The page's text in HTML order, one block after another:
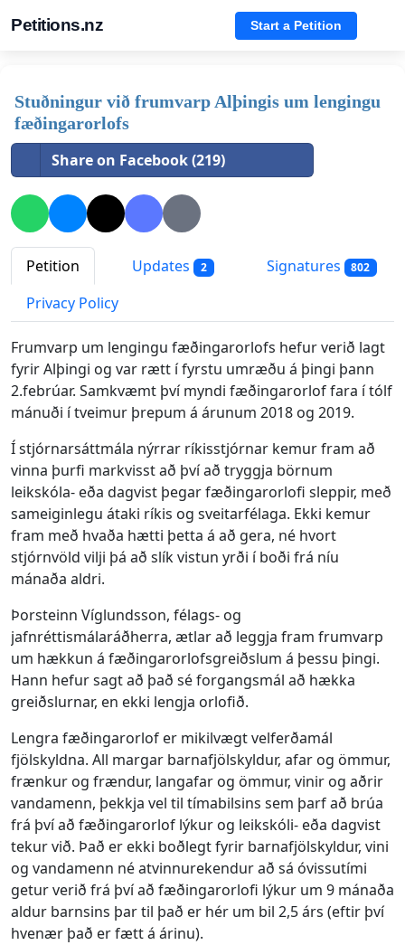
Petitions.nz Start a Petition
Stuðningur við frumvarp Alþingis um lengingu
fæðingarorlofs
Share on Facebook (219)
Petition Updates 2 Signatures 802
Privacy Policy
Frumvarp um lengingu fæðingarorlofs hefur verið lagt
fyrir Alþingi og var rætt í fyrstu umræðu á þingi þann
2.febrúar. Samkvæmt því myndi fæðingarorlof fara í tólf
mánuði í tveimur þrepum á árunum 2018 og 2019.
Í stjórnarsáttmála nýrrar ríkisstjórnar kemur fram að
vinna þurfi markvisst að því að tryggja börnum
leikskóla- eða dagvist þegar fæðingarorlofi sleppir, með
sameiginlegu átaki ríkis og sveitarfélaga. Ekki kemur
fram með hvaða hætti þetta á að gera, né hvort
stjórnvöld vilji þá að slík vistun yrði í boði frá níu
mánaða aldri.
Þorsteinn Víglundsson, félags- og
jafnréttismálaráðherra, ætlar að leggja fram frumvarp
um hækkun á fæðingarorlofsgreiðslum á þessu þingi.
Hann hefur sagt að það sé forgangsmál að hækka
greiðslurnar, en ekki lengja orlofið.
Lengra fæðingarorlof er mikilvægt velferðamál
fjölskyldna. All margar barnafjölskyldur, afar og ömmur,
frænkur og frændur, langafar og ömmur, vinir og aðrir
vandamenn, þekkja vel til tímabilsins sem þarf að brúa
frá því að fæðingarorlof lýkur og leikskóli- eða dagvist
tekur við. Það er ekki boðlegt fyrir barnafjölskyldur, vini
og vandamenn né atvinnurekendur að sá óvissutími
getur verið frá því að fæðingarorlofi lýkur um 9 mánaða
aldur barnsins þar til það er hér um bil 2,5 árs (eftir því
hvenær það er fætt á árinu).